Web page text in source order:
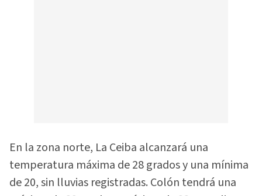
En la zona norte, La Ceiba alcanzará una
temperatura máxima de 28 grados y una mínima
de 20, sin lluvias registradas. Colón tendrá una